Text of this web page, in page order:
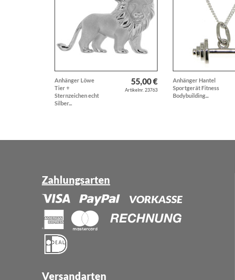
Anhänger Löwe
Tier +
Sternzeichen echt
Silber...
55,00 €
Artikelnr. 23763
Anhänger Hantel
Sportgerät Fitness
Bodybuilding...
Zahlungsarten
Versandarten